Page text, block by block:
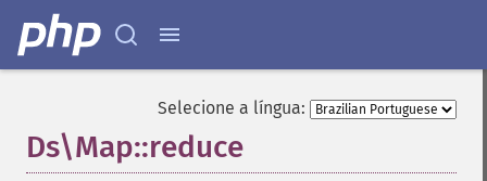
Selecione a língua:
Ds\Map::reduce